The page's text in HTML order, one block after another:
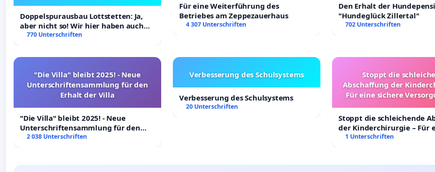
Doppelspurausbau Lottstetten: Ja,
aber nicht so! Wir hier haben auch
Rechte!
770 Unterschriften
Für eine Weiterführung des
Betriebes am Zeppezauerhaus
4 307 Unterschriften
Den Erhalt der
"Hundeglück Zillertal"
702 Unterschriften
"Die Villa" bleibt 2025! - Neue
Unterschriftensammlung für den
Erhalt der Villa
"Die Villa" bleibt 2025! - Neue
Unterschriftensammlung für den
Erhalt der Villa
2 038 Unterschriften
Verbesserung des Schulsystems
Verbesserung des Schulsystems
20 Unterschriften
Stoppt die
Abschaffung der
Für eine sichere
Stoppt die schleichende
der Kinderchirurgie – Für
sichere Versorgung aller
1 Unterschriften